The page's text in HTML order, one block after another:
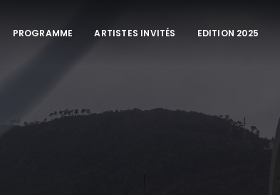
PROGRAMME ARTISTES INVITÉS EDITION 2025